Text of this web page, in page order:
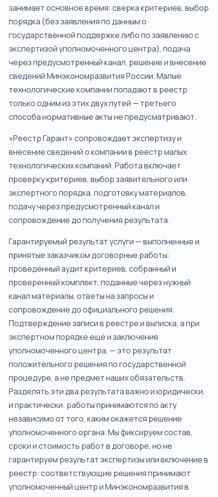
занимает основное время: сверка критериев, выбор
порядка (без заявления по данным о
государственной поддержке либо по заявлению с
экспертизой уполномоченного центра), подача
через предусмотренный канал, решение и внесение
сведений Минэкономразвития России. Малые
технологические компании попадают в реестр
только одним из этих двух путей — третьего
способа нормативные акты не предусматривают.
«Реестр Гарант» сопровождает экспертизу и
внесение сведений о компании в реестр малых
технологических компаний. Работа включает
проверку критериев, выбор заявительного или
экспертного порядка, подготовку материалов,
подачу через предусмотренный канал и
сопровождение до получения результата.
Гарантируемый результат услуги — выполненные и
принятые заказчиком договорные работы:
проведённый аудит критериев, собранный и
проверенный комплект, поданные через нужный
канал материалы, ответы на запросы и
сопровождение до официального решения.
Подтверждение записи в реестре и выписка, а при
экспертном порядке ещё и заключение
уполномоченного центра, — это результат
положительного решения по государственной
процедуре, а не предмет наших обязательств.
Разделять эти два результата важно и юридически,
и практически: работы принимаются по акту
независимо от того, каким окажется решение
уполномоченного органа. Мы фиксируем состав,
сроки и стоимость работ в договоре, но не
гарантируем результат экспертизы или включение в
реестр: соответствующие решения принимают
уполномоченный центр и Минэкономразвития в